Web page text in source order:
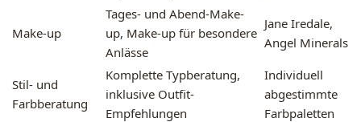
Make-up
Tages- und Abend-Make-
up, Make-up für besondere
Anlässe
Jane Iredale,
Angel Minerals
Stil- und
Farbberatung
Komplette Typberatung,
inklusive Outfit-
Empfehlungen
Individuell
abgestimmte
Farbpaletten